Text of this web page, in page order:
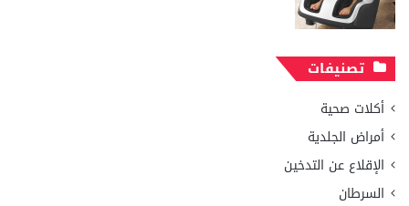
تصنيفات
أكلات صحية
أمراض الجلدية
الإقلاع عن التدخين
السرطان